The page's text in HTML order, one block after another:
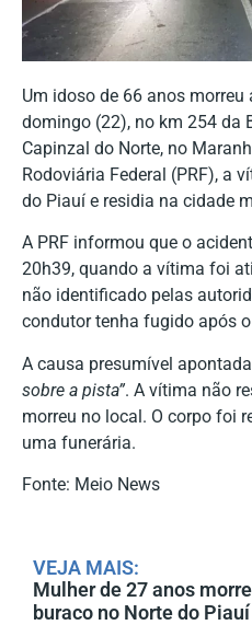
Um idoso de 66 anos
domingo (22), no km 254 da
Capinzal do Norte, no
Rodoviária Federal (PRF), a
do Piauí e residia na cidade
A PRF informou que o
20h39, quando a vítima foi
não identificado pelas
condutor tenha fugido após
A causa presumível
sobre a pista”. A vítima não
morreu no local. O corpo foi
uma funerária.
Fonte: Meio News
VEJA MAIS:
Mulher de 27 anos
buraco no Norte do Piauí